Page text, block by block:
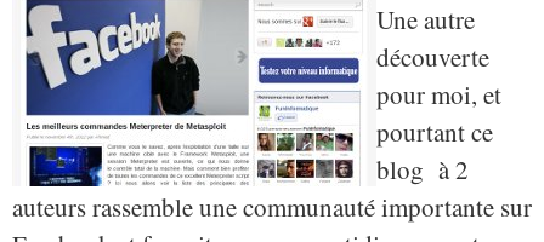
Une autre
découverte
pour moi, et
pourtant ce
blog à 2
auteurs rassemble une communauté importante sur